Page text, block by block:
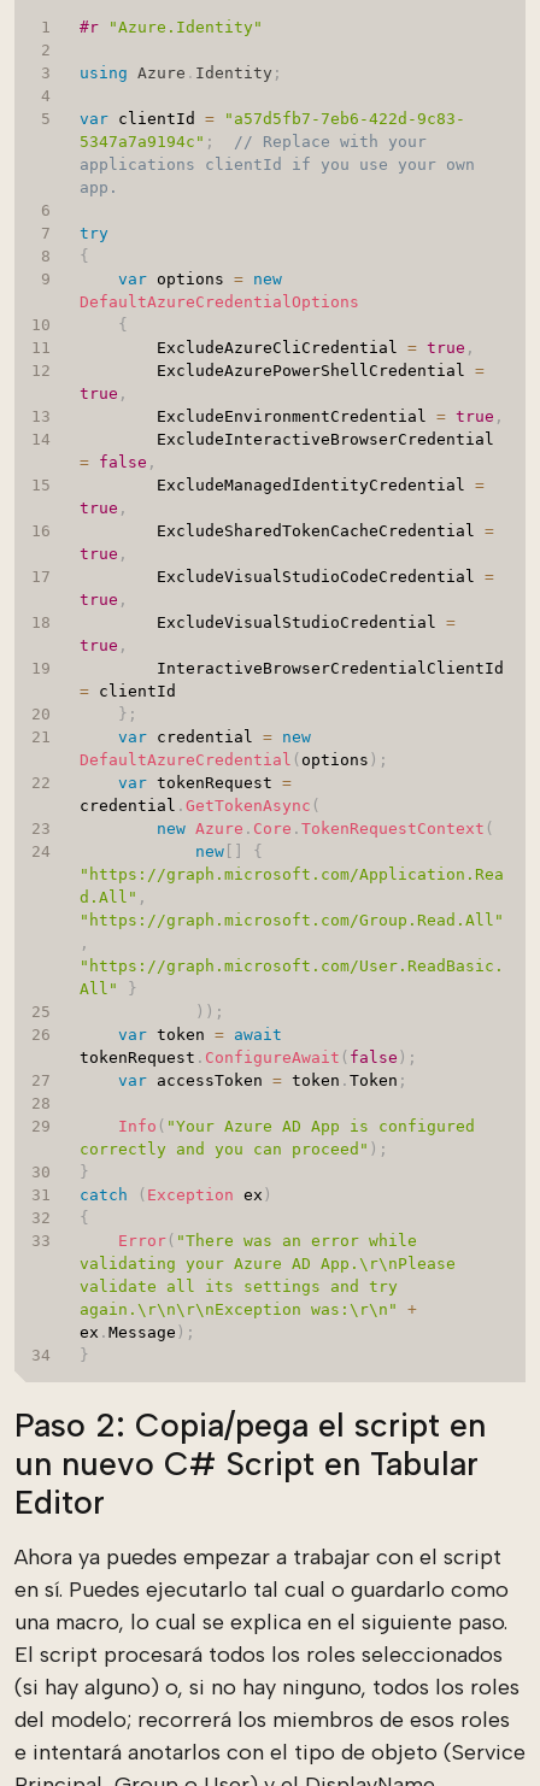
#r "Azure.Identity"
using Azure . Identity ;
var clientId =
"a57d5fb7-7eb6-422d-9c83-
5347a7a9194c" ;
// Replace with your
applications clientId if you use your own
app.
try
{
var options =
new
DefaultAzureCredentialOptions
{
		ExcludeAzureCliCredential
= true ,
		ExcludeAzurePowerShellCredential
=
true ,
		ExcludeEnvironmentCredential
= true ,
=
false ,
		ExcludeManagedIdentityCredential
=
true ,
		ExcludeSharedTokenCacheCredential
=
true ,
		ExcludeVisualStudioCodeCredential
=
true ,
		ExcludeVisualStudioCredential
=
true ,
= clientId
} ;
var credential =
new
DefaultAzureCredential ( options ) ;
var tokenRequest =
credential . GetTokenAsync (
new Azure . Core . TokenRequestContext (
new[
{
"https://graph.microsoft.com/Application.Rea
d.All" ,
"https://graph.microsoft.com/Group.Read.All"
,
"https://graph.microsoft.com/User.ReadBasic.
All"
}
) ) ;
var token =
await
tokenRequest . ConfigureAwait ( false ) ;
var accessToken = token . Token ;
Info ( "Your Azure AD App is configured
correctly and you can proceed" ) ;
}
catch
( Exception ex )
{
Error( "There was an error while
validating your Azure AD App.\r\nPlease
validate all its settings and try
again.\r\n\r\nException was:\r\n"
+
ex . Message ) ;
}
Paso 2: Copia/pega el script en
un nuevo C# Script en Tabular
Editor
Ahora ya puedes empezar a trabajar con el script
en sí. Puedes ejecutarlo tal cual o guardarlo como
una macro, lo cual se explica en el siguiente paso.
El script procesará todos los roles seleccionados
(si hay alguno) o, si no hay ninguno, todos los roles
del modelo; recorrerá los miembros de esos roles
e intentará anotarlos con el tipo de objeto (Service